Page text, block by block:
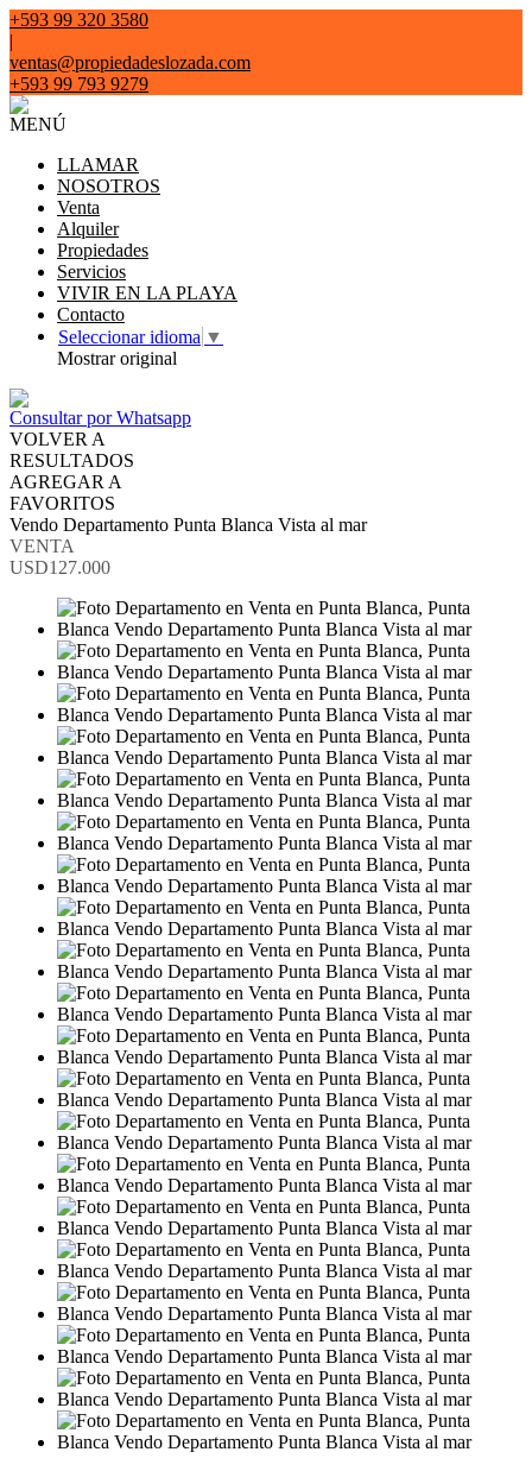
+593 99 320 3580
|
ventas@propiedadeslozada.com
+593 99 793 9279
MENÚ
LLAMAR
NOSOTROS
Venta
Alquiler
Propiedades
Servicios
VIVIR EN LA PLAYA
Contacto
Seleccionar idioma ▼
Mostrar original
Consultar por Whatsapp
VOLVER A
RESULTADOS
AGREGAR A
FAVORITOS
Vendo Departamento Punta Blanca Vista al mar
VENTA
USD127.000